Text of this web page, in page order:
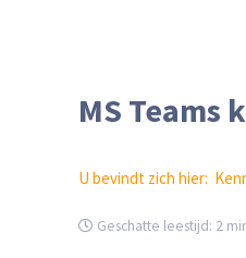
MS Teams
U bevindt zich hier:
Geschatte leestijd: 2